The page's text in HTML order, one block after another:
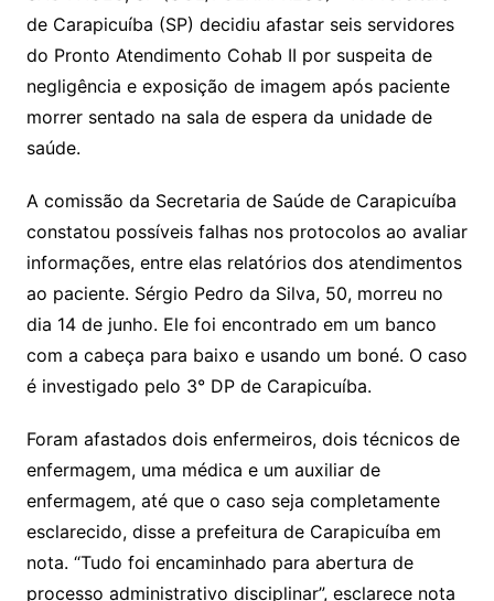
de Carapicuíba (SP) decidiu afastar seis servidores
do Pronto Atendimento Cohab II por suspeita de
negligência e exposição de imagem após paciente
morrer sentado na sala de espera da unidade de
saúde.
A comissão da Secretaria de Saúde de Carapicuíba
constatou possíveis falhas nos protocolos ao avaliar
informações, entre elas relatórios dos atendimentos
ao paciente. Sérgio Pedro da Silva, 50, morreu no
dia 14 de junho. Ele foi encontrado em um banco
com a cabeça para baixo e usando um boné. O caso
é investigado pelo 3° DP de Carapicuíba.
Foram afastados dois enfermeiros, dois técnicos de
enfermagem, uma médica e um auxiliar de
enfermagem, até que o caso seja completamente
esclarecido, disse a prefeitura de Carapicuíba em
nota. “Tudo foi encaminhado para abertura de
processo administrativo disciplinar”, esclarece nota